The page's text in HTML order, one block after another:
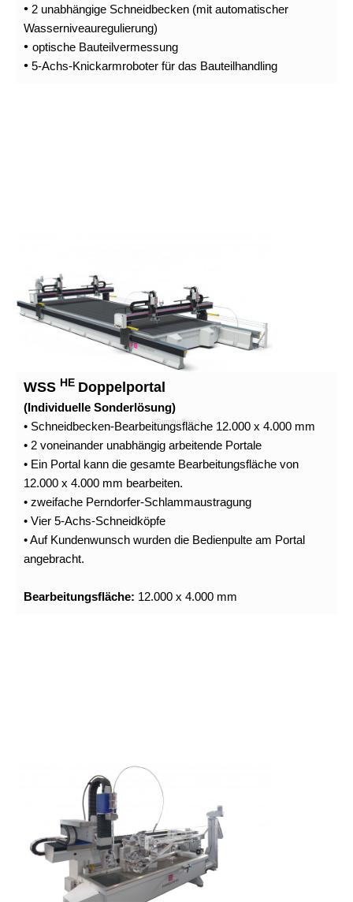
• 2 unabhängige Schneidbecken (mit automatischer
Wasserniveauregulierung)
• optische Bauteilvermessung
• 5-Achs-Knickarmroboter für das Bauteilhandling
(Symbolfoto)
WSS HE Doppelportal
(Individuelle Sonderlösung)
• Schneidbecken-Bearbeitungsfläche 12.000 x 4.000 mm
• 2 voneinander unabhängig arbeitende Portale
• Ein Portal kann die gesamte Bearbeitungsfläche von
12.000 x 4.000 mm bearbeiten.
• zweifache Perndorfer-Schlammaustragung
• Vier 5-Achs-Schneidköpfe
• Auf Kundenwunsch wurden die Bedienpulte am Portal
angebracht.
Bearbeitungsfläche: 12.000 x 4.000 mm